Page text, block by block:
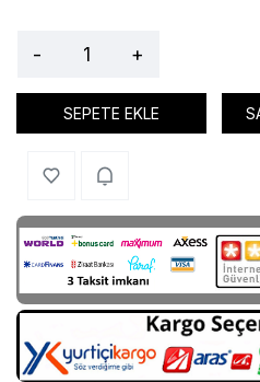
- +
SEPETE EKLE